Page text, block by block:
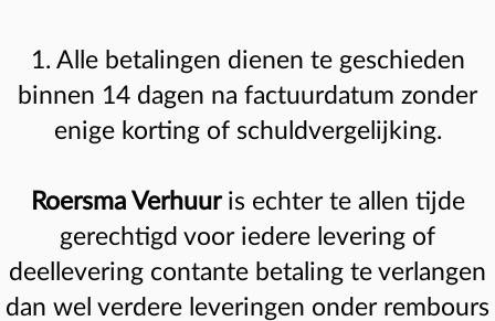
1. Alle betalingen dienen te geschieden
binnen 14 dagen na factuurdatum zonder
enige korting of schuldvergelijking.
Roersma Verhuuris echter te allen tijde
gerechtigd voor iedere levering of
deellevering contante betaling te verlangen
dan wel verdere leveringen onder rembours